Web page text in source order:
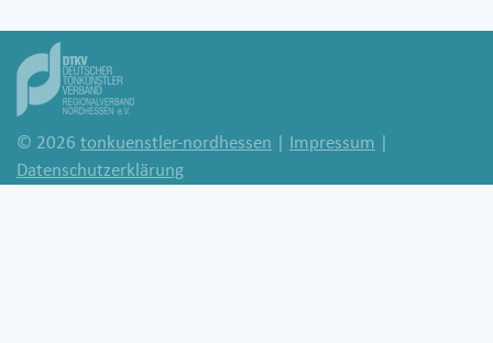
© 2026 tonkuenstler-nordhessen Impressum
Datenschutzerklärung